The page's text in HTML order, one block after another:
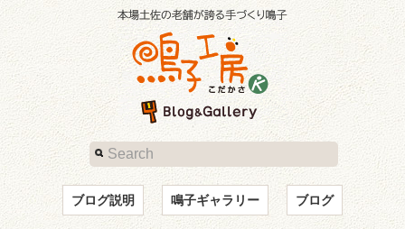
ブログ説明 鳴子ギャラリー ブログ